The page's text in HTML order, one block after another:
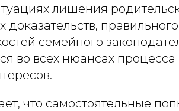
лишения
доказательств,
семейного
во всех нюансах процесса
что самостоятельные